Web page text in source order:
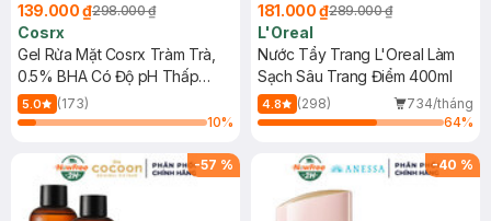
139.000 ₫298.000 ₫
Cosrx
Gel Rửa Mặt Cosrx Tràm Trà,
0.5% BHA Có Độ pH Thấp
150ml
5.0
(173)
10%
181.000 ₫289.000 ₫
L'Oreal
Nước Tẩy Trang L'Oreal Làm
Sạch Sâu Trang Điểm 400ml
4.8 (298)
734/tháng
64%
-57 % -40 %